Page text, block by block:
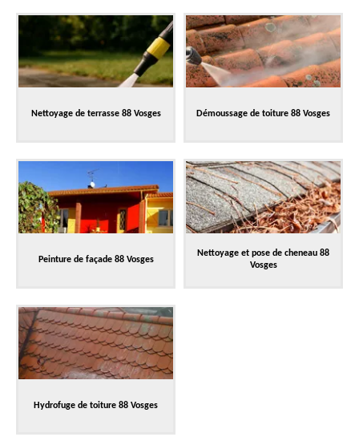
Nettoyage de terrasse 88 Vosges Démoussage de toiture 88 Vosges
Peinture de façade 88 Vosges
Nettoyage et pose de cheneau 88
Vosges
Hydrofuge de toiture 88 Vosges